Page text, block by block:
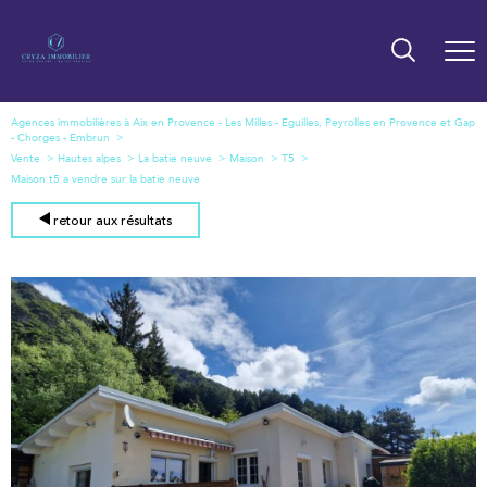
Agences immobilières à Aix en Provence - Les Milles - Eguilles, Peyrolles en Provence et Gap
- Chorges - Embrun
Vente
Hautes alpes La batie neuve Maison
T5
Maison t5 a vendre sur la batie neuve
retour aux résultats